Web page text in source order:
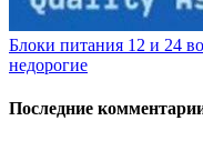
Блоки питания 12 и 24
недорогие
Последние